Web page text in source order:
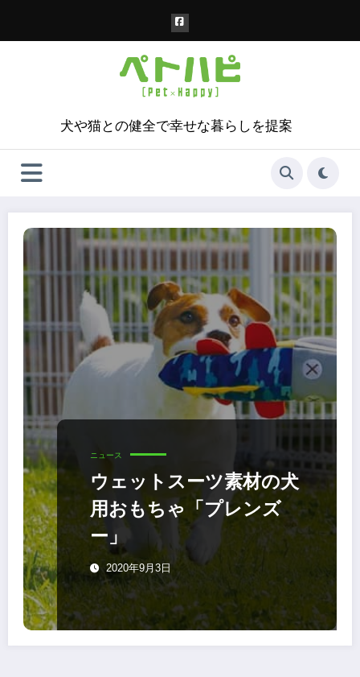
犬や猫との健全で幸せな暮らしを提案
ニュース
ウェットスーツ素材の犬
用おもちゃ「プレンズ
ー」
2020年9月3日